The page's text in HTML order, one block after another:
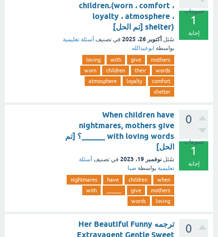
تصويتات
1
إجابة
children.(worn ، comfort ،
loyalty ، atmosphere ،
shelter) [تم الحل]
سُئل أكتوبر 26، 2025 في تصنيف أسئلة تعليمية
بواسطة ابوعبدالله
mothers
give
with
loving
words
their
children
worn
comfort
loyalty
atmosphere
shelter
0
تصويتات
1
إجابة
When children have
nightmares, mothers give
______ with loving words؟ [تم
الحل]
سُئل نوفمبر 19، 2023 في تصنيف أسئلة
تعليمية بواسطة صبا
when
children
have
nightmares
mothers
give
with
loving
words
0
ترجمه Her Beautiful Funny
Extravagent Gentle Sweet